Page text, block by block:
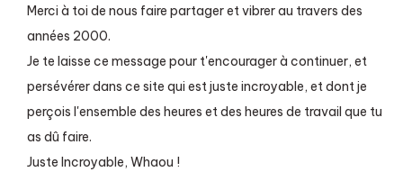
Merci à toi de nous faire partager et vibrer au travers des
années 2000.
Je te laisse ce message pour t'encourager à continuer, et
persévérer dans ce site qui est juste incroyable, et dont je
perçois l'ensemble des heures et des heures de travail que tu
as dû faire.
Juste Incroyable, Whaou !